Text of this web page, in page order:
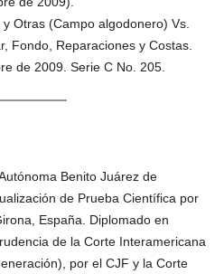
Otras (Campo algodonero) Vs.
Fondo, Reparaciones y Costas.
de 2009. Serie C No. 205.
Benito Juárez de
de Prueba Científica por
España. Diplomado en
de la Corte Interamericana
por el CJF y la Corte